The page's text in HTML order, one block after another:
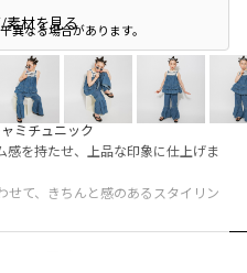
なる場合があります。
素材を見る
ミチュニック
感を持たせ、上品な印象に仕上げま
せて、きちんと感のあるスタイリン
フレアパンツ